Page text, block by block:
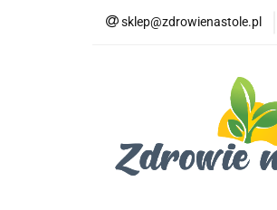
sklep@zdrowienastole.pl